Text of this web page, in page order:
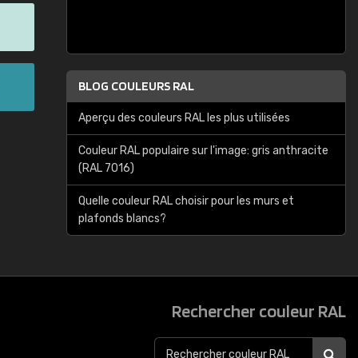
BLOG COULEURS RAL
Aperçu des couleurs RAL les plus utilisées
Couleur RAL populaire sur l'image: gris anthracite
(RAL 7016)
Quelle couleur RAL choisir pour les murs et
plafonds blancs?
Rechercher couleur RAL